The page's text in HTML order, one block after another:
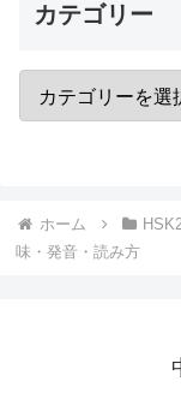
カテゴリー
ホーム
味・発音・読み方